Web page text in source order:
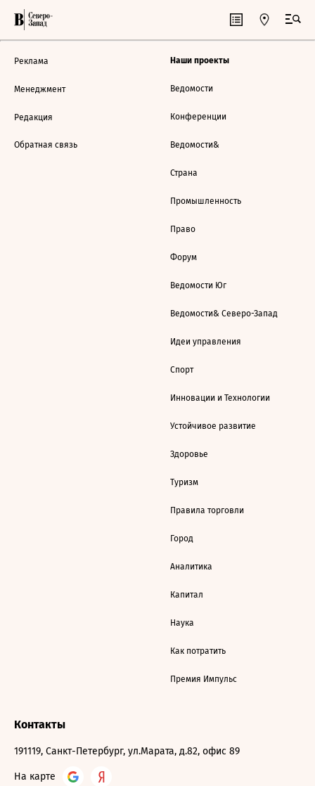
Реклама
Менеджмент
Редакция
Обратная связь
Наши проекты
Ведомости
Конференции
Ведомости&
Страна
Промышленность
Право
Форум
Ведомости Юг
Ведомости& Северо-Запад
Идеи управления
Спорт
Инновации и Технологии
Устойчивое развитие
Здоровье
Туризм
Правила торговли
Город
Аналитика
Капитал
Наука
Как потратить
Премия Импульс
Контакты
191119, Санкт-Петербург, ул.Марата, д.82, офис 89
На карте